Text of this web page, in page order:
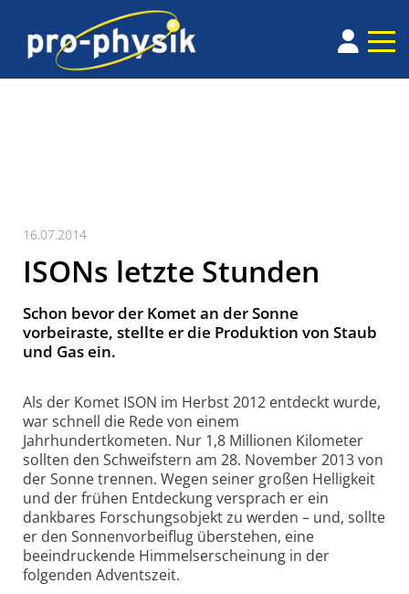
16.07.2014
ISONs letzte Stunden
Schon bevor der Komet an der Sonne
vorbeiraste, stellte er die Produktion von Staub
und Gas ein.
Als der Komet ISON im Herbst 2012 entdeckt wurde,
war schnell die Rede von einem
Jahrhundertkometen. Nur 1,8 Millionen Kilometer
sollten den Schweifstern am 28. November 2013 von
der Sonne trennen. Wegen seiner großen Helligkeit
und der frühen Entdeckung versprach er ein
dankbares Forschungsobjekt zu werden – und, sollte
er den Sonnenvorbeiflug überstehen, eine
beeindruckende Himmelserscheinung in der
folgenden Adventszeit.